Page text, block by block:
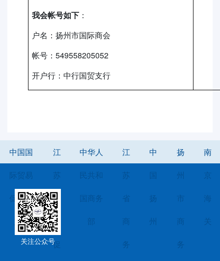
我会帐号如下：
户名：扬州市国际商会
帐号： 549558205052
开户行：中行国贸支行
中国国
际贸易
促进委
员会
江
苏
省
贸
促
中华人
民共和
国商务
部
江
苏
省
商
务
中
国
扬
州
扬
州
市
商
务
南
京
海
关
关注公众号